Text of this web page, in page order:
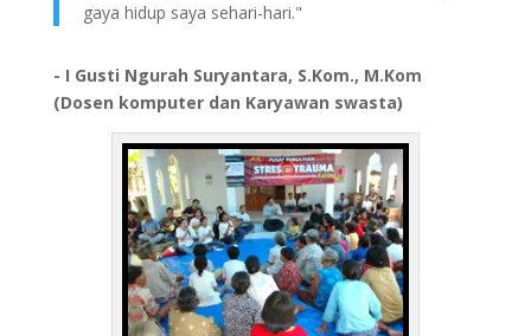
gaya hidup saya sehari-hari."
- I Gusti Ngurah Suryantara, S.Kom., M.Kom
(Dosen komputer dan Karyawan swasta)